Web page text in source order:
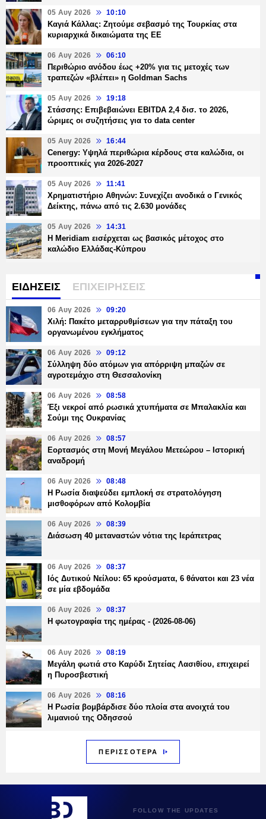
05 Αυγ 2026 10:10
Καγιά Κάλλας: Ζητούμε σεβασμό της Τουρκίας στα
κυριαρχικά δικαιώματα της ΕΕ
06 Αυγ 2026 06:10
Περιθώριο ανόδου έως +20% για τις μετοχές των
τραπεζών «βλέπει» η Goldman Sachs
05 Αυγ 2026 19:18
Στάσσης: Επιβεβαιώνει EBITDA 2,4 δισ. το 2026,
ώριμες οι συζητήσεις για το data center
05 Αυγ 2026 16:44
Cenergy: Υψηλά περιθώρια κέρδους στα καλώδια, οι
προοπτικές για 2026-2027
05 Αυγ 2026 11:41
Χρηματιστήριο Αθηνών: Συνεχίζει ανοδικά ο Γενικός
Δείκτης, πάνω από τις 2.630 μονάδες
05 Αυγ 2026 14:31
Η Meridiam εισέρχεται ως βασικός μέτοχος στο
καλώδιο Ελλάδας-Κύπρου
ΕΙΔΗΣΕΙΣ ΕΠΙΧΕΙΡΗΣΕΙΣ
06 Αυγ 2026 09:20
Χιλή: Πακέτο μεταρρυθμίσεων για την πάταξη του
οργανωμένου εγκλήματος
06 Αυγ 2026 09:12
Σύλληψη δύο ατόμων για απόρριψη μπαζών σε
αγροτεμάχιο στη Θεσσαλονίκη
06 Αυγ 2026 08:58
Έξι νεκροί από ρωσικά χτυπήματα σε Μπαλακλία και
Σούμι της Ουκρανίας
06 Αυγ 2026 08:57
Εορτασμός στη Μονή Μεγάλου Μετεώρου – Ιστορική
αναδρομή
06 Αυγ 2026 08:48
Η Ρωσία διαψεύδει εμπλοκή σε στρατολόγηση
μισθοφόρων από Κολομβία
06 Αυγ 2026 08:39
Διάσωση 40 μεταναστών νότια της Ιεράπετρας
06 Αυγ 2026 08:37
Ιός Δυτικού Νείλου: 65 κρούσματα, 6 θάνατοι και 23 νέα
σε μία εβδομάδα
06 Αυγ 2026 08:37
Η φωτογραφία της ημέρας - (2026-08-06)
06 Αυγ 2026 08:19
Μεγάλη φωτιά στο Καρύδι Σητείας Λασιθίου, επιχειρεί
η Πυροσβεστική
06 Αυγ 2026 08:16
Η Ρωσία βομβάρδισε δύο πλοία στα ανοιχτά του
λιμανιού της Οδησσού
ΠΕΡΙΣΣΟΤΕΡΑ
FOLLOW THE UPDATES